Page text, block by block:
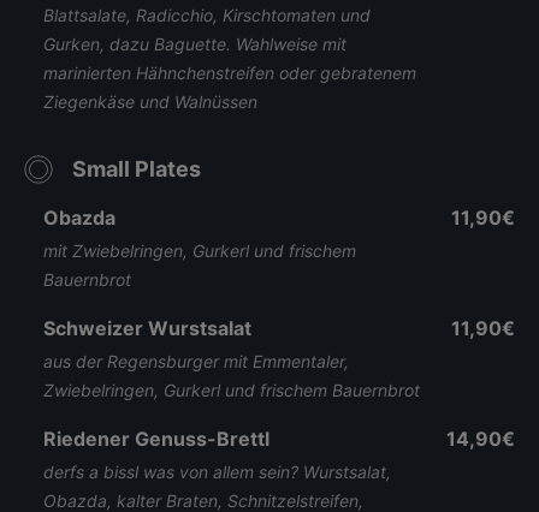
Blattsalate, Radicchio, Kirschtomaten und
Gurken, dazu Baguette. Wahlweise mit
marinierten Hähnchenstreifen oder gebratenem
Ziegenkäse und Walnüssen
Small Plates
Obazda
mit Zwiebelringen, Gurkerl und frischem
Bauernbrot
11,90€
Schweizer Wurstsalat
aus der Regensburger mit Emmentaler,
Zwiebelringen, Gurkerl und frischem Bauernbrot
11,90€
Riedener Genuss-Brettl
derfs a bissl was von allem sein? Wurstsalat,
Obazda, kalter Braten, Schnitzelstreifen,
14,90€